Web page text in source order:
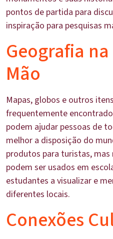
pontos de partida para
inspiração para pesquisas
Geografia
Mão
Mapas, globos e outros
frequentemente
podem ajudar pessoas de
melhor a disposição do
produtos para turistas,
podem ser usados em
estudantes a visualizar e
diferentes locais.
Conexões